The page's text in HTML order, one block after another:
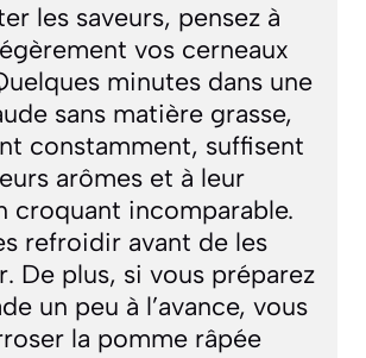
les saveurs, pensez à
vos cerneaux
minutes dans une
sans matière grasse,
constamment, suffisent
arômes et à leur
croquant incomparable.
refroidir avant de les
De plus, si vous préparez
un peu à l’avance, vous
la pomme râpée